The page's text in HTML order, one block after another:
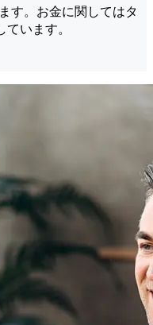
す。お金に関してはタ
います。